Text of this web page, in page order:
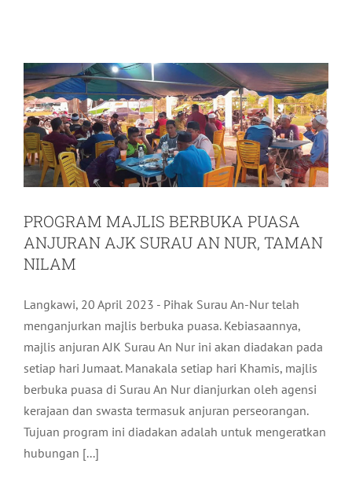
PROGRAM MAJLIS BERBUKA PUASA
ANJURAN AJK SURAU AN NUR, TAMAN
NILAM
Langkawi, 20 April 2023 - Pihak Surau An-Nur telah
menganjurkan majlis berbuka puasa. Kebiasaannya,
majlis anjuran AJK Surau An Nur ini akan diadakan pada
setiap hari Jumaat. Manakala setiap hari Khamis, majlis
berbuka puasa di Surau An Nur dianjurkan oleh agensi
kerajaan dan swasta termasuk anjuran perseorangan.
Tujuan program ini diadakan adalah untuk mengeratkan
hubungan [...]
PERHIMPUNAN BULANAN LADA BAGI